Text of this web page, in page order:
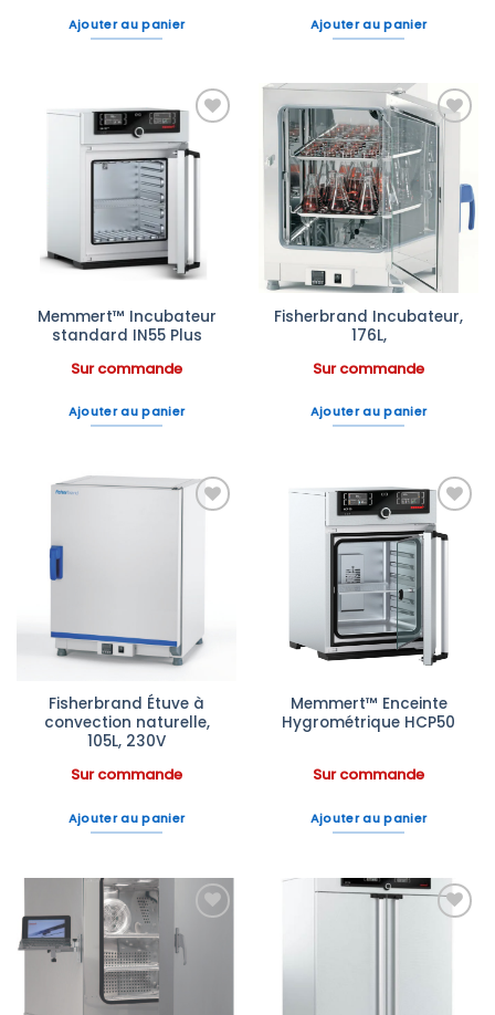
Ajouter au panier Ajouter au panier
Memmert™ Incubateur
standard IN55 Plus
Sur commande
Ajouter au panier
Ajouter
à la liste
d’envies
Fisherbrand Incubateur,
176L,
Sur commande
Ajouter au panier
Fisherbrand Étuve à
convection naturelle,
105L, 230V
Sur commande
Ajouter au panier
à la liste
d’envies
Memmert™ Enceinte
Hygrométrique HCP50
Sur commande
Ajouter au panier